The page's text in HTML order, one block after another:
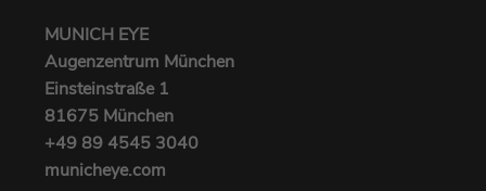
MUNICH EYE
Augenzentrum München
Einsteinstraße 1
81675 München
+49 89 4545 3040‬
municheye.com